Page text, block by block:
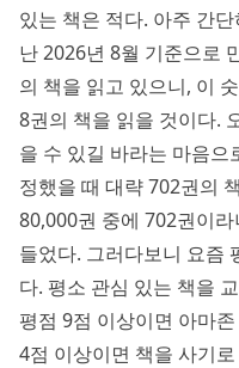
있는 책은 적다. 아주 간
난2026년 8월 기준으로
의 책을 읽고 있으니, 이
8권의 책을 읽을 것이다.
을 수 있길 바라는 마음
정했을 때 대략702권의
80,000권 중에 702권이
들었다. 그러다보니 요즘
다. 평소 관심 있는 책을
평점 9점 이상이면 아마
4점 이상이면 책을 사기